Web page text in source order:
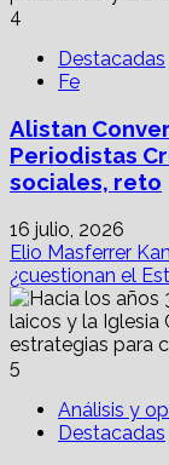
4
Destacadas
Fe
Alistan
Periodistas
sociales, reto
16 julio, 2026
Elio Masferrer
¿cuestionan el
5
Análisis y
Destacadas